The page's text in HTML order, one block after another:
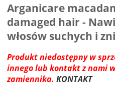
Arganicare
damaged hair -
włosów suchych i
Produkt niedostępny w
innego lub kontakt z nami
zamiennika. KONTAKT